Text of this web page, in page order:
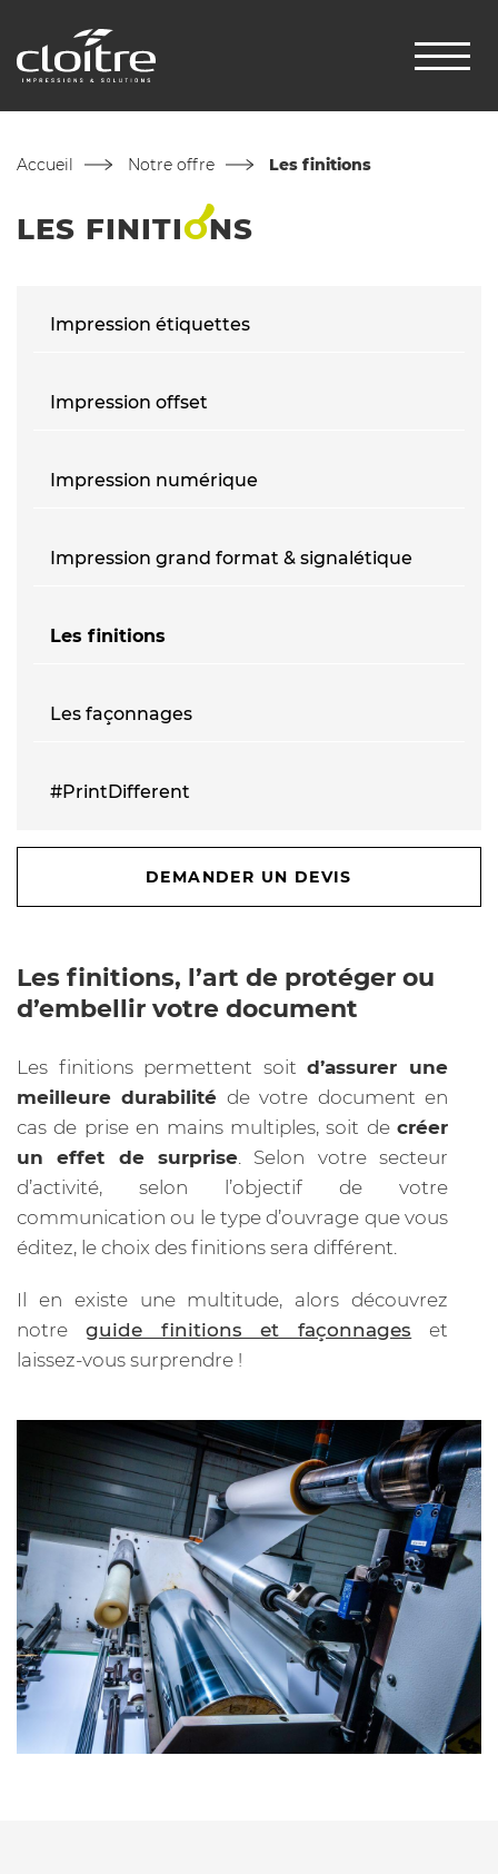
Accueil Notre offre Les finitions
LES FINITIONS
Impression étiquettes
Impression offset
Impression numérique
Impression grand format & signalétique
Les finitions
Les façonnages
#PrintDifferent
DEMANDER UN DEVIS
Les finitions, l’art de protéger ou
d’embellir votre document
Les finitions permettent soitd’assurer une
meilleure durabilité de votre document en
cas de prise en mains multiples, soit de créer
un effet de surprise. Selon votre secteur
d’activité, selon l’objectif de votre
communication ou le type d’ouvrage que vous
éditez, le choix des finitions sera différent.
Il en existe une multitude, alors découvrez
notre guide finitions et façonnages et
laissez-vous surprendre !